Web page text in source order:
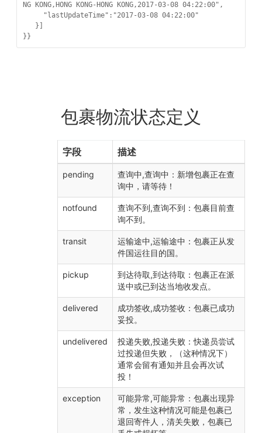
NG KONG,HONG KONG-HONG KONG,2017-03-08 04:22:00",
}}
包裹物流状态定义
字段 描述
pending
查询中,查询中：新增包裹正在查
询中，请等待！
notfound
查询不到,查询不到：包裹目前查
询不到。
transit
运输途中,运输途中：包裹正从发
件国运往目的国。
pickup
到达待取,到达待取：包裹正在派
送中或已到达当地收发点。
delivered
成功签收,成功签收：包裹已成功
妥投。
undelivered
投递失败,投递失败：快递员尝试
过投递但失败，（这种情况下）
通常会留有通知并且会再次试
投！
exception
可能异常,可能异常：包裹出现异
常，发生这种情况可能是包裹已
退回寄件人，清关失败，包裹已